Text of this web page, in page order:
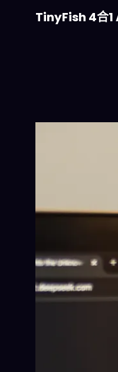
TinyFish 4合1